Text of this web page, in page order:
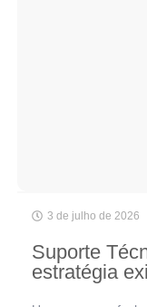
3 de julho de 2026
Suporte
estratégia